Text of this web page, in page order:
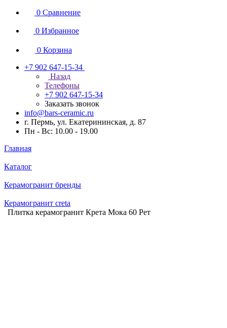
0 Сравнение
0 Избранное
0 Корзина
+7 902 647-15-34
Назад
Телефоны
+7 902 647-15-34
Заказать звонок
info@bars-ceramic.ru
г. Пермь, ул. Екатерининская, д. 87
Пн - Вс: 10.00 - 19.00
Главная
Каталог
Керамогранит бренды
Керамогранит creta
Плитка керамогранит Крета Мока 60 Рет